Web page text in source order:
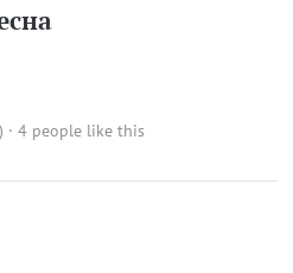
· 4 people like this